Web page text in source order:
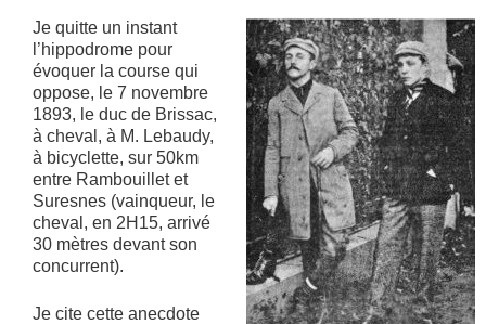
Je quitte un instant
l’hippodrome pour
évoquer la course qui
oppose, le 7 novembre
1893, le duc de Brissac,
à cheval, à M. Lebaudy,
à bicyclette, sur 50km
entre Rambouillet et
Suresnes (vainqueur, le
cheval, en 2H15, arrivé
30 mètres devant son
concurrent).
Je cite cette anecdote